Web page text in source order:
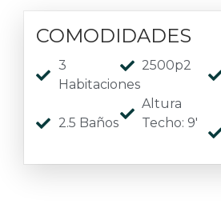
COMODIDADES
3
Habitaciones
2.5 Baños
2500p2
Altura
Techo: 9'